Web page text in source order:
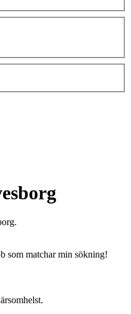
som matchar min sökning!